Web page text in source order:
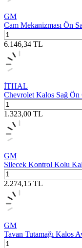
GM
Cam Mekanizması Ön
6.146,34 TL
İTHAL
Chevrolet Kalos Sağ
1.323,00 TL
GM
Silecek Kontrol Kolu
2.274,15 TL
GM
Tavan Tutamağı Kalos